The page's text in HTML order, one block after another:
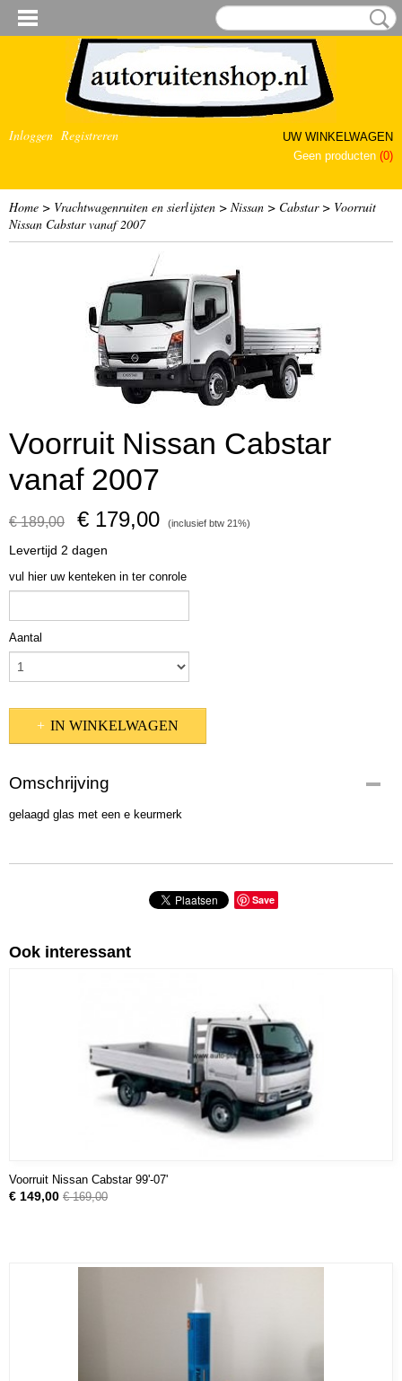
Inloggen Registreren
UW WINKELWAGEN
Geen producten (0)
Home > Vrachtwagenruiten en sierlijsten > Nissan > Cabstar> Voorruit
Nissan Cabstar vanaf 2007
Voorruit Nissan Cabstar
vanaf 2007
€ 189,00 € 179,00 (inclusief btw 21%)
Levertijd 2 dagen
vul hier uw kenteken in ter conrole
Aantal
IN WINKELWAGEN
Omschrijving
gelaagd glas met een e keurmerk
Save
Ook interessant
Voorruit Nissan Cabstar 99'-07'
€ 149,00 € 169,00